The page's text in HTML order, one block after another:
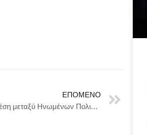
ΕΠΌΜΕΝΟ
Γιώργος Γεραπετρίτης : Η σχέση μεταξύ Ηνωμένων Πολιτειών και Ελλάδας βρίσκεται σήμερα στο ανώτατο δυνατό της σημείο.